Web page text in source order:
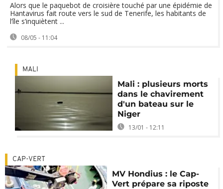
Alors que le paquebot de croisière touché par une épidémie de
Hantavirus fait route vers le sud de Tenerife, les habitants de
l’île s’inquiètent ...
08/05 - 11:04
MALI
Mali : plusieurs morts
dans le chavirement
d'un bateau sur le
Niger
13/01 - 12:11
CAP-VERT
MV Hondius : le Cap-
Vert prépare sa riposte